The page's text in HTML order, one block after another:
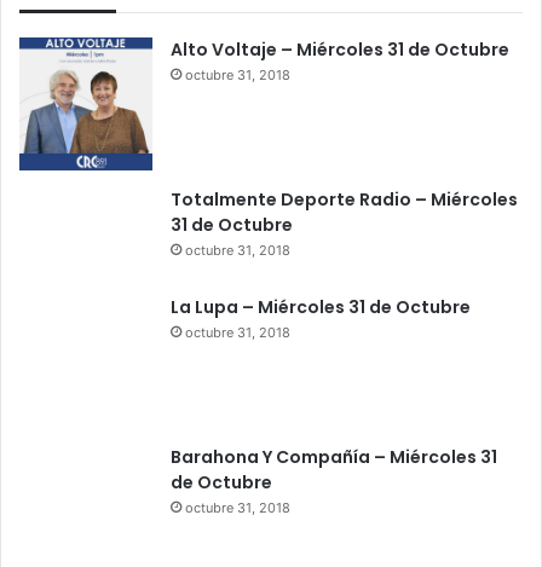
o
m
s
d
Alto Voltaje – Miércoles 31 de Octubre
octubre 31, 2018
Totalmente Deporte Radio – Miércoles
31 de Octubre
octubre 31, 2018
La Lupa – Miércoles 31 de Octubre
octubre 31, 2018
Barahona Y Compañía – Miércoles 31
de Octubre
octubre 31, 2018